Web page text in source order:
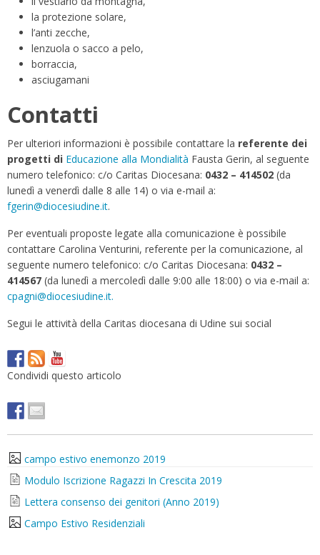
la protezione solare,
l’anti zecche,
lenzuola o sacco a pelo,
borraccia,
asciugamani
Contatti
Per ulteriori informazioni è possibile contattare la referente dei
progetti di Educazione alla Mondialità Fausta Gerin, al seguente
numero telefonico: c/o Caritas Diocesana: 0432 – 414502 (da
lunedì a venerdì dalle 8 alle 14) o via e-mail a:
fgerin@diocesiudine.it.
Per eventuali proposte legate alla comunicazione è possibile
contattare Carolina Venturini, referente per la comunicazione, al
seguente numero telefonico: c/o Caritas Diocesana: 0432 –
414567 (da lunedì a mercoledì dalle 9:00 alle 18:00) o via e-mail a:
cpagni@diocesiudine.it.
Segui le attività della Caritas diocesana di Udine sui social
Condividi questo articolo
campo estivo enemonzo 2019
Modulo Iscrizione Ragazzi In Crescita 2019
Lettera consenso dei genitori (Anno 2019)
Campo Estivo Residenziali